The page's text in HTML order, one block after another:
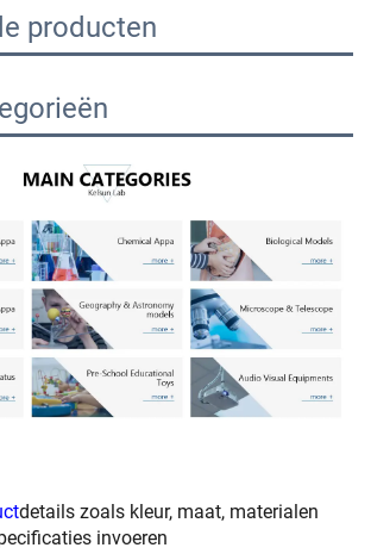
producten
details zoals kleur, maat, materialen
invoeren